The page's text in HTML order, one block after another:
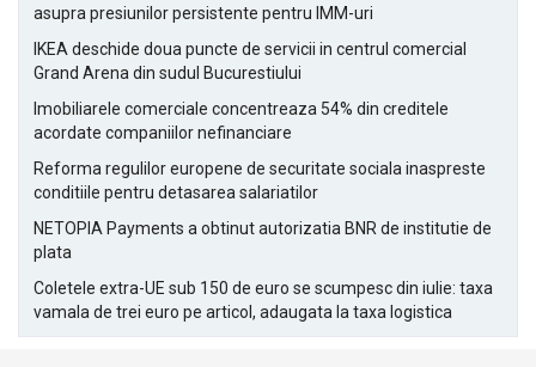
asupra presiunilor persistente pentru IMM-uri
IKEA deschide doua puncte de servicii in centrul comercial
Grand Arena din sudul Bucurestiului
Imobiliarele comerciale concentreaza 54% din creditele
acordate companiilor nefinanciare
Reforma regulilor europene de securitate sociala inaspreste
conditiile pentru detasarea salariatilor
NETOPIA Payments a obtinut autorizatia BNR de institutie de
plata
Coletele extra-UE sub 150 de euro se scumpesc din iulie: taxa
vamala de trei euro pe articol, adaugata la taxa logistica